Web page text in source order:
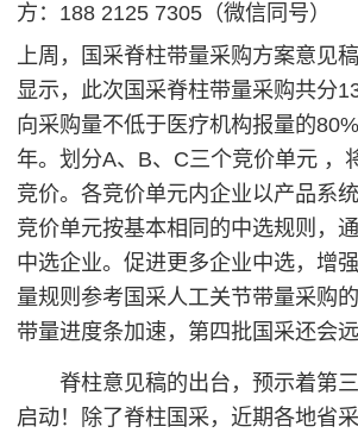
方：188 2125 7305（微信同号）
上周，国采脊柱带量采购方案意见
显示，此次国采脊柱带量采购共分
向采购量不低于医疗机构报量的
年。划分A、B、C三个竞价单元 ，
竞价。各竞价单元内企业以产品系
竞价单元按基本相同的中选规则，
中选企业。促进更多企业中选，增
量规则参考国采人工关节带量采购
带量进度条加速，第四批国采还会远
脊柱意见稿的出台，预示着第三
启动！除了脊柱国采，近期各地省